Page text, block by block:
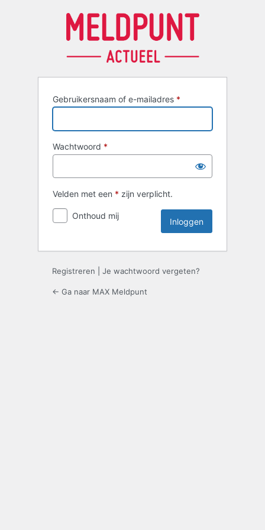
Gebruikersnaam of e-mailadres *
Wachtwoord *
Velden met een * zijn verplicht.
Onthoud mij
Registreren Je wachtwoord vergeten?
← Ga naar MAX Meldpunt